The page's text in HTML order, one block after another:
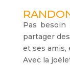
Pas
partager
et ses amis,
Avec la